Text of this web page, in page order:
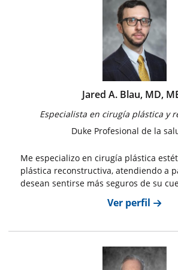
Jared A. Blau, MD,
Especialista en cirugía plástica y
Duke Profesional de la
Me especializo en cirugía plástica
plástica reconstructiva, atendiendo a
desean sentirse más seguros de su
Ver perfil